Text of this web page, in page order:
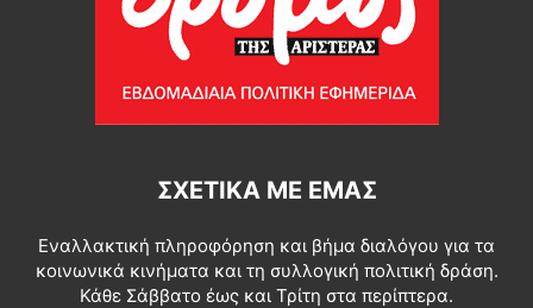
ΣΧΕΤΙΚΆ ΜΕ ΕΜΆΣ
Εναλλακτική πληροφόρηση και βήμα διαλόγου για τα
κοινωνικά κινήματα και τη συλλογική πολιτική δράση.
Κάθε Σάββατο έως και Τρίτη στα περίπτερα.